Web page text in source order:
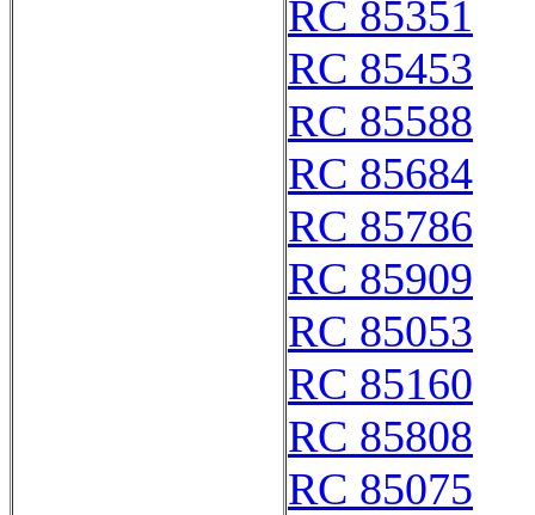
RC 85351
RC 85453
RC 85588
RC 85684
RC 85786
RC 85909
RC 85053
RC 85160
RC 85808
RC 85075